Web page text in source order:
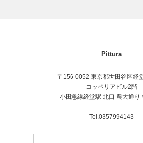
Pittura
〒156-0052 東京都世田谷区経
コッペリアビル2階
小田急線経堂駅 北口 農大通り
Tel.0357994143